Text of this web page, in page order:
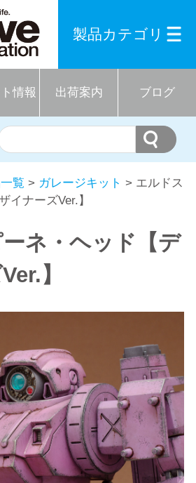
情報 出荷案内 ブログ
製品カテゴリ
覧 > ガレージキット > エルドス
イナーズVer.】
ネ・ヘッド【デ
】